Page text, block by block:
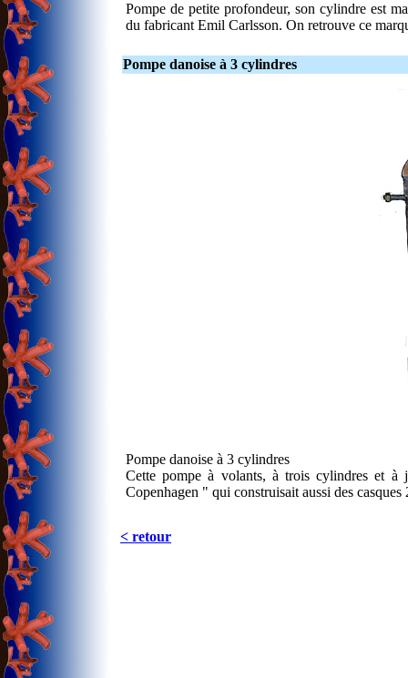
Pompe de petite profondeur, son cylindre est
du fabricant Emil Carlsson. On retrouve ce
Pompe danoise à 3 cylindres
Pompe danoise à 3 cylindres
Cette pompe à volants, à trois cylindres et
Copenhagen " qui construisait aussi des
< retour